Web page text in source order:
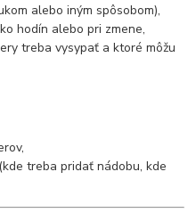
alebo iným spôsobom),
hodín alebo pri zmene,
treba vysypať a ktoré môžu
treba pridať nádobu, kde